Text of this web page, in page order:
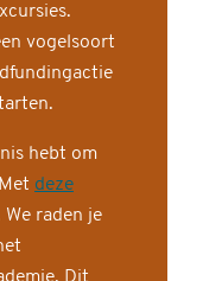
vogelsoort
hebt om
deze
raden je